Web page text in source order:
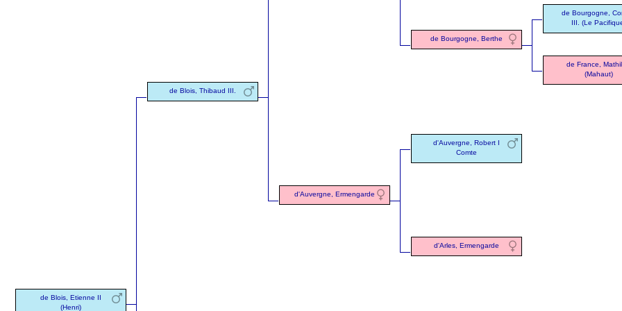
de Blois, Etienne II
(Henri)
de Blois, Thibaud III.
de Bourgogne, Berthe
de Bourgogne,
III. (Le
de France,
(Mahaut)
d'Auvergne, Ermengarde
d'Auvergne, Robert I
Comte
d'Arles, Ermengarde